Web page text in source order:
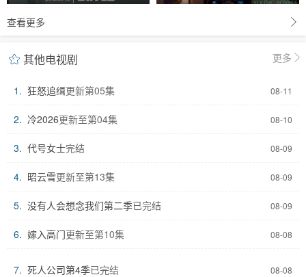
查看更多
其他电视剧 更多
08-11
1. 狂怒追缉更新第05集
08-10
2. 冷2026更新至第04集
08-09
3. 代号女士完结
08-09
4. 昭云雪更新至第13集
08-09
5. 没有人会想念我们第二季已完结
08-08
6. 嫁入高门更新至第10集
08-08
7. 死人公司第4季已完结